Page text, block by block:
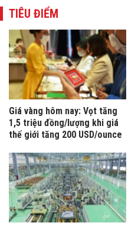
TIÊU ĐIỂM
Giá vàng hôm nay: Vọt tăng
1,5 triệu đồng/lượng khi giá
thế giới tăng 200 USD/ounce